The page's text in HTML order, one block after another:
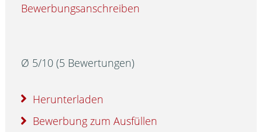
Bewerbungsanschreiben
Ø 5/10 (5 Bewertungen)
Herunterladen
Bewerbung zum Ausfüllen